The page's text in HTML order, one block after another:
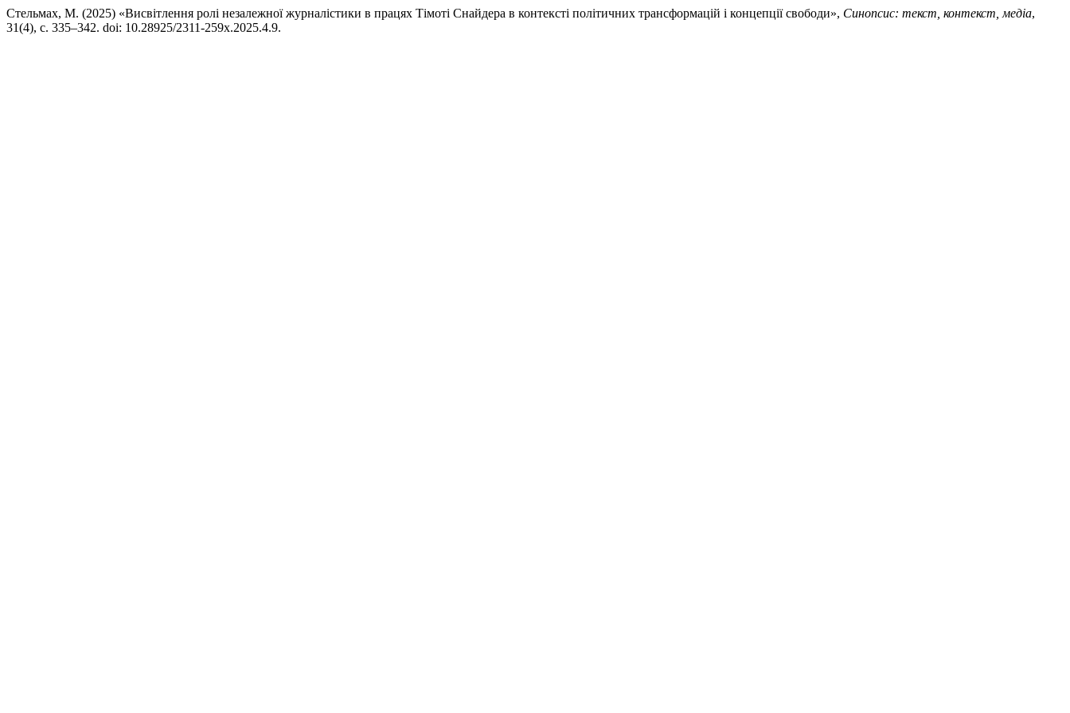
Стельмах, М. (2025) «Висвітлення ролі незалежної журналістики в працях Тімоті Снайдера в контексті політичних трансформацій і концепції свободи», Синопсис: текст, контекст, медіа,
31(4), с. 335–342. doi: 10.28925/2311-259x.2025.4.9.